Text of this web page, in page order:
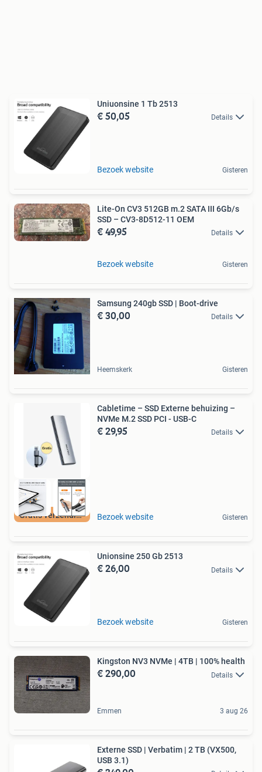
Uniuonsine 1 Tb 2513
€ 50,05 Details
Bezoek website Gisteren
Lite-On CV3 512GB m.2 SATA III 6Gb/s
SSD – CV3-8D512-11 OEM
€ 49,95 Details
Bezoek website Gisteren
Samsung 240gb SSD | Boot-drive
€ 30,00 Details
Heemskerk Gisteren
Gratis verzending
Cabletime – SSD Externe behuizing –
NVMe M.2 SSD PCI - USB-C
€ 29,95 Details
Bezoek website Gisteren
Unionsine 250 Gb 2513
€ 26,00 Details
Bezoek website Gisteren
Kingston NV3 NVMe | 4TB | 100% health
€ 290,00 Details
Emmen 3 aug 26
Externe SSD | Verbatim | 2 TB (VX500,
USB 3.1)